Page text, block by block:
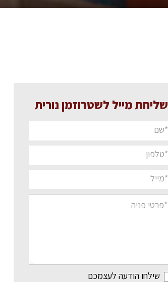
שליחת מייל לשטרוזמן נורית
שילחו הודעה לעצמכם